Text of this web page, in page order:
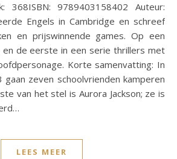
368ISBN: 9789403158402 Auteur:
Engels in Cambridge en schreef
en prijswinnende games. Op een
en de eerste in een serie thrillers met
Korte samenvatting: In
zeven schoolvrienden kamperen
van het stel is Aurora Jackson; ze is
LEES MEER